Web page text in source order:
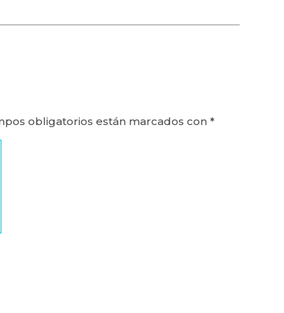
obligatorios están marcados con *